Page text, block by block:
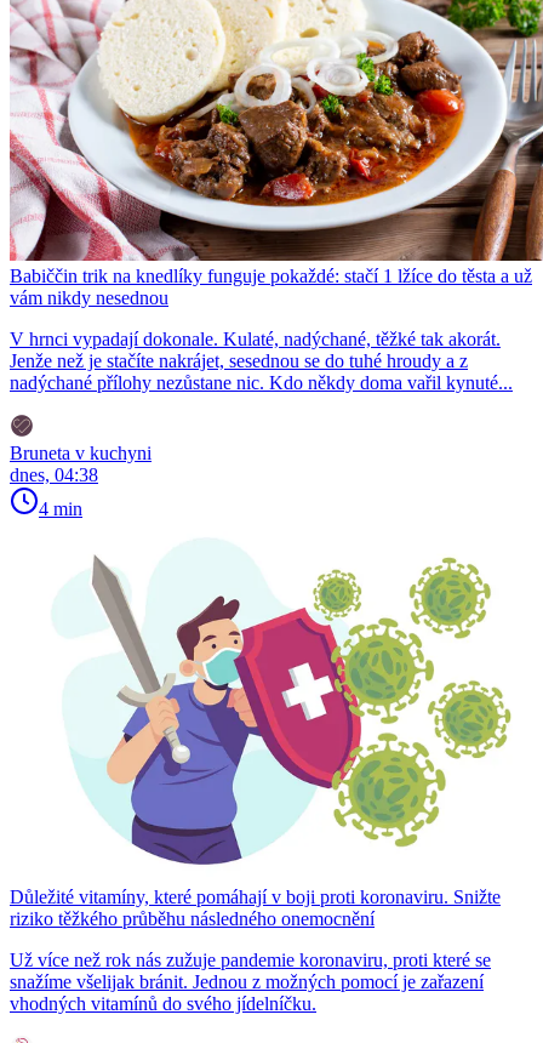
Babiččin trik na knedlíky funguje pokaždé: stačí 1 lžíce do těsta a už
vám nikdy nesednou
V hrnci vypadají dokonale. Kulaté, nadýchané, těžké tak akorát.
Jenže než je stačíte nakrájet, sesednou se do tuhé hroudy a z
nadýchané přílohy nezůstane nic. Kdo někdy doma vařil kynuté...
Bruneta v kuchyni
dnes, 04:38
4 min
Důležité vitamíny, které pomáhají v boji proti koronaviru. Snižte
riziko těžkého průběhu následného onemocnění
Už více než rok nás zužuje pandemie koronaviru, proti které se
snažíme všelijak bránit. Jednou z možných pomocí je zařazení
vhodných vitamínů do svého jídelníčku.